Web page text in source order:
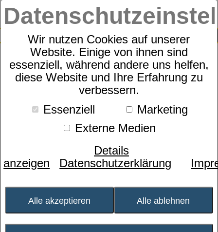
Wir nutzen Cookies auf unserer
Website. Einige von ihnen sind
essenziell, während andere uns helfen,
diese Website und Ihre Erfahrung zu
verbessern.
Essenziell
Marketing
Externe Medien
Details
anzeigen
Datenschutzerklärung
Alle akzeptieren Alle ablehnen
SUCHE
0
Motorrahmen
dormabell Innova M3
memory